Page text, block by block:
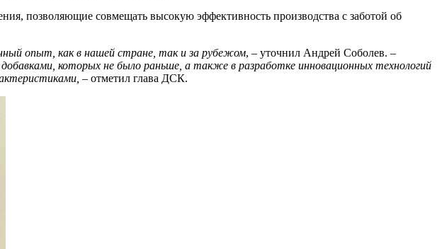
позволяющие совмещать высокую эффективность производства с заботой об
опыт, как в нашей стране, так и за рубежом, – уточнил Андрей Соболев. –
которых не было раньше, а также в разработке инновационных технологий
– отметил глава ДСК.